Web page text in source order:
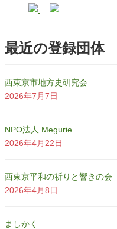
最近の登録団体
西東京市地方史研究会
2026年7月7日
NPO法人 Megurie
2026年4月22日
西東京平和の祈りと響きの会
2026年4月8日
ましかく